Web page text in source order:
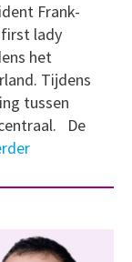
Frank-
lady
het
Tijdens
tussen
De